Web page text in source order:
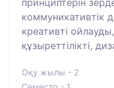
принциптерін
коммуникативтік
креативті
құзыреттілікті,
Оқу жылы - 2